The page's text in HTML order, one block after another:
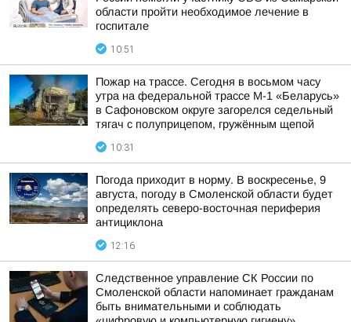
области пройти необходимое лечение в
госпитале
10:51
Пожар на трассе. Сегодня в восьмом часу
утра на федеральной трассе М-1 «Беларусь»
в Сафоновском округе загорелся седельный
тягач с полуприцепом, гружённым щепой
10:31
Погода приходит в норму. В воскресенье, 9
августа, погоду в Смоленской области будет
определять северо-восточная периферия
антициклона
12:16
Следственное управление СК России по
Смоленской области напоминает гражданам
быть внимательными и соблюдать